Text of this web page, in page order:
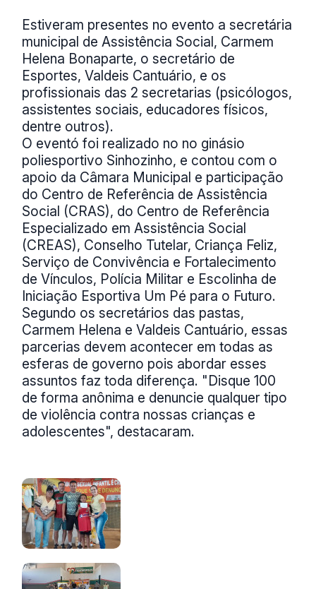
Estiveram presentes no evento a secretária
municipal de Assistência Social, Carmem
Helena Bonaparte, o secretário de
Esportes, Valdeis Cantuário, e os
profissionais das 2 secretarias (psicólogos,
assistentes sociais, educadores físicos,
dentre outros).
O eventó foi realizado no no ginásio
poliesportivo Sinhozinho, e contou com o
apoio da Câmara Municipal e participação
do Centro de Referência de Assistência
Social (CRAS), do Centro de Referência
Especializado em Assistência Social
(CREAS), Conselho Tutelar, Criança Feliz,
Serviço de Convivência e Fortalecimento
de Vínculos, Polícia Militar e Escolinha de
Iniciação Esportiva Um Pé para o Futuro.
Segundo os secretários das pastas,
Carmem Helena e Valdeis Cantuário, essas
parcerias devem acontecer em todas as
esferas de governo pois abordar esses
assuntos faz toda diferença. "Disque 100
de forma anônima e denuncie qualquer tipo
de violência contra nossas crianças e
adolescentes", destacaram.